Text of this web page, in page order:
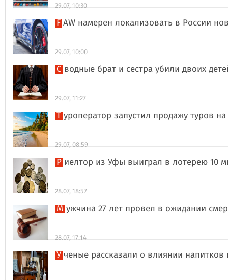
29.07, 10:30
FAW намерен локализовать в России
29.07, 10:00
Сводные брат и сестра убили двоих
29.07, 11:27
Туроператор запустил продажу туров
29.07, 08:59
Риелтор из Уфы выиграл в лотерею 10
28.07, 18:57
Мужчина 27 лет провел в ожидании
28.07, 17:14
Ученые рассказали о влиянии